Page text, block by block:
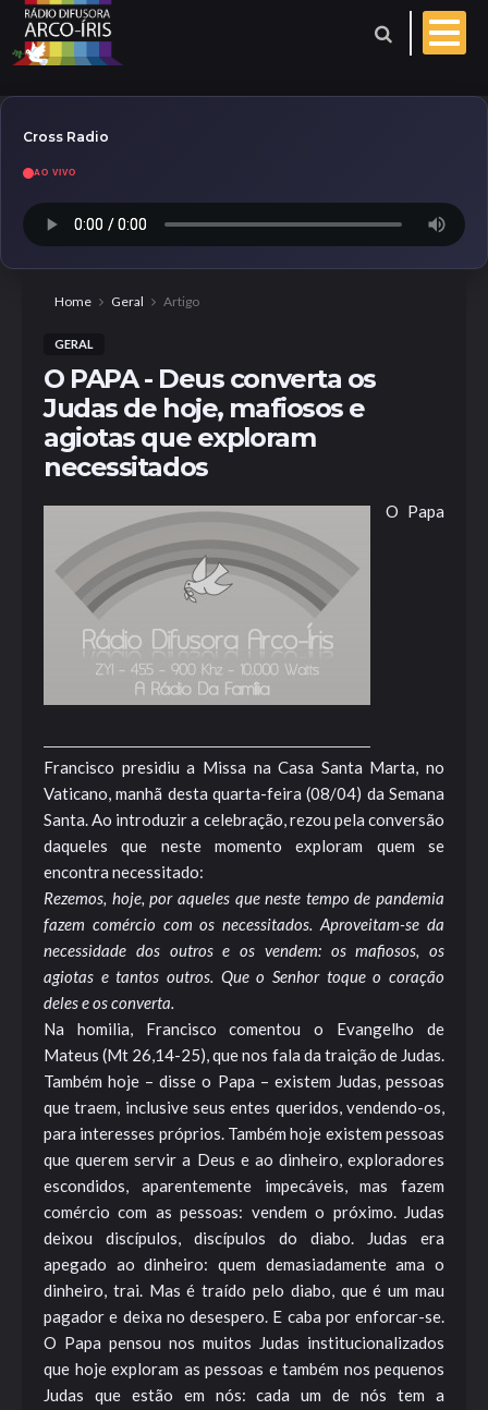
Esporte
Geral
Aniversariantes
Evangelho do dia
Paróquia
Cross Radio
AO VIVO
Home Geral Artigo
GERAL
O PAPA - Deus converta os
Judas de hoje, mafiosos e
agiotas que exploram
necessitados
O Papa
Francisco presidiu a Missa na Casa Santa Marta, no
Vaticano, manhã desta quarta-feira (08/04) da Semana
Santa. Ao introduzir a celebração, rezou pela conversão
daqueles que neste momento exploram quem se
encontra necessitado:
Rezemos, hoje, por aqueles que neste tempo de pandemia
fazem comércio com os necessitados. Aproveitam-se da
necessidade dos outros e os vendem: os mafiosos, os
agiotas e tantos outros. Que o Senhor toque o coração
deles e os converta.
Na homilia, Francisco comentou o Evangelho de
Mateus (Mt 26,14-25), que nos fala da traição de Judas.
Também hoje – disse o Papa – existem Judas, pessoas
que traem, inclusive seus entes queridos, vendendo-os,
para interesses próprios. Também hoje existem pessoas
que querem servir a Deus e ao dinheiro, exploradores
escondidos, aparentemente impecáveis, mas fazem
comércio com as pessoas: vendem o próximo. Judas
deixou discípulos, discípulos do diabo. Judas era
apegado ao dinheiro: quem demasiadamente ama o
dinheiro, trai. Mas é traído pelo diabo, que é um mau
pagador e deixa no desespero. E caba por enforcar-se.
O Papa pensou nos muitos Judas institucionalizados
que hoje exploram as pessoas e também nos pequenos
Judas que estão em nós: cada um de nós tem a